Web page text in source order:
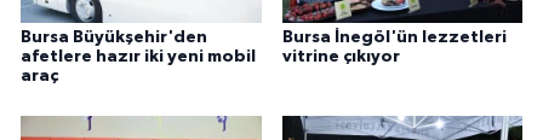
Bursa Büyükşehir'den
afetlere hazır iki yeni mobil
araç
Bursa İnegöl'ün lezzetleri
vitrine çıkıyor